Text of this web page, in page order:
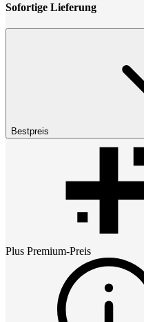
Sofortige Lieferung
Bestpreis
Plus Premium-Preis